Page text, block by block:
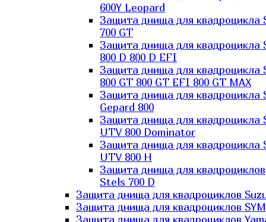
600Y Leopard
Защита днища для квадроцикла
700 GT
Защита днища для квадроцикла
800 D 800 D EFI
Защита днища для квадроцикла
800 GT 800 GT EFI 800 GT MAX
Защита днища для квадроцикла
Gepard 800
Защита днища для квадроцикла
UTV 800 Dominator
Защита днища для квадроцикла
UTV 800 H
Защита днища для квадроциклов
Stels 700 D
Защита днища для квадроциклов
Защита днища для квадроциклов SYM
Защита днища для квадроциклов